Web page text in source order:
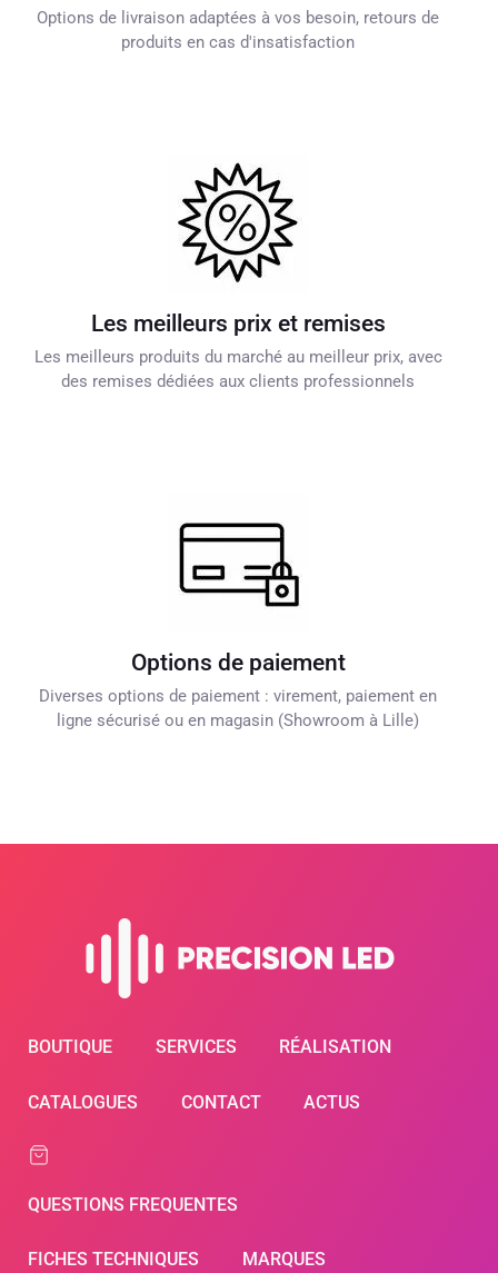
Options de livraison adaptées à vos besoin, retours de
produits en cas d'insatisfaction
Les meilleurs prix et remises
Les meilleurs produits du marché au meilleur prix, avec
des remises dédiées aux clients professionnels
Options de paiement
Diverses options de paiement : virement, paiement en
ligne sécurisé ou en magasin (Showroom à Lille)
BOUTIQUE SERVICES RÉALISATION
CATALOGUES CONTACT ACTUS
QUESTIONS FREQUENTES
FICHES TECHNIQUES MARQUES